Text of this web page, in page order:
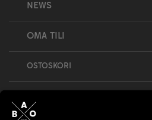
NEWS
OMA TILI
OSTOSKORI